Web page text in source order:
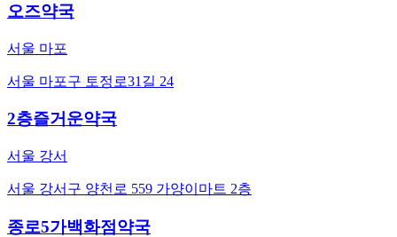
오즈약국
서울 마포
서울 마포구 토정로31길 24
2층즐거운약국
서울 강서
서울 강서구 양천로 559 가양이마트 2층
종로5가백화점약국